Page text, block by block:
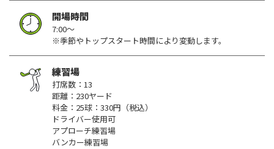
開場時間
7:00～
※季節やトップスタート時間により変動します。
練習場
打席数：13
距離：230ヤード
料金：25球：330円（税込）
ドライバー使用可
アプローチ練習場
バンカー練習場